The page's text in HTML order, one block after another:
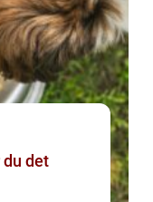
det